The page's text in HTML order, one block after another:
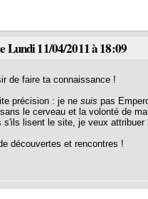
Lundi 11/04/2011 à 18:09
de faire ta connaissance !
précision : je ne suis pas
le cerveau et la volonté de
lisent le site, je veux attribuer
découvertes et rencontres !